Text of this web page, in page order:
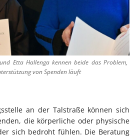
Etta Hallenga kennen beide das Problem,
von Spenden läuft
an der Talstraße können sich
die körperliche oder physische
sich bedroht fühlen. Die Beratung